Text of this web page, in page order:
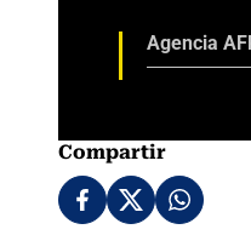
Agencia
Compartir